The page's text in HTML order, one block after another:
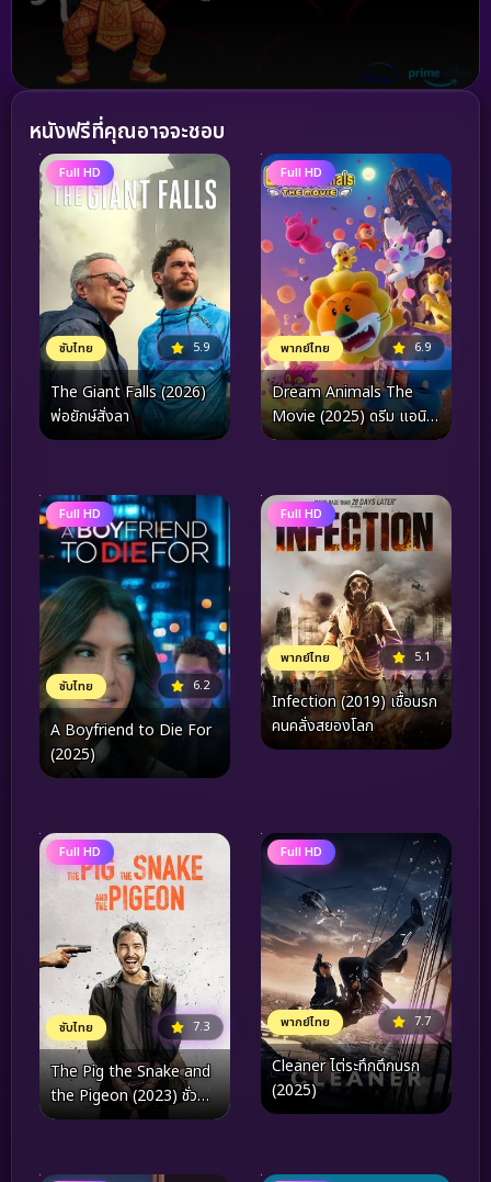
หนังฟรีที่คุณอาจจะชอบ
Full HD
ซับไทย 5.9
The Giant Falls (2026)
พ่อยักษ์สั่งลา
Full HD
พากย์ไทย 6.9
Dream Animals The
Movie (2025) ดรีม แอนิ
มอล เดอะ มูฟวี่
Full HD
ซับไทย 6.2
A Boyfriend to Die For
(2025)
Full HD
พากย์ไทย 5.1
Infection (2019) เชื้อนรก
คนคลั่งสยองโลก
Full HD
ซับไทย 7.3
The Pig the Snake and
the Pigeon (2023) ชั่ว
เลว เหี้ยม
Full HD
พากย์ไทย 7.7
Cleaner ไต่ระทึกตึกนรก
(2025)